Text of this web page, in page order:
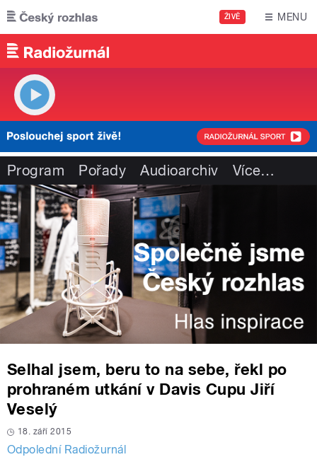
Přejít k hlavnímu obsahu
ŽIVĚ MENU
Program Pořady Audioarchiv Více…
Selhal jsem, beru to na sebe, řekl po
prohraném utkání v Davis Cupu Jiří
Veselý
18. září 2015
Odpolední Radiožurnál